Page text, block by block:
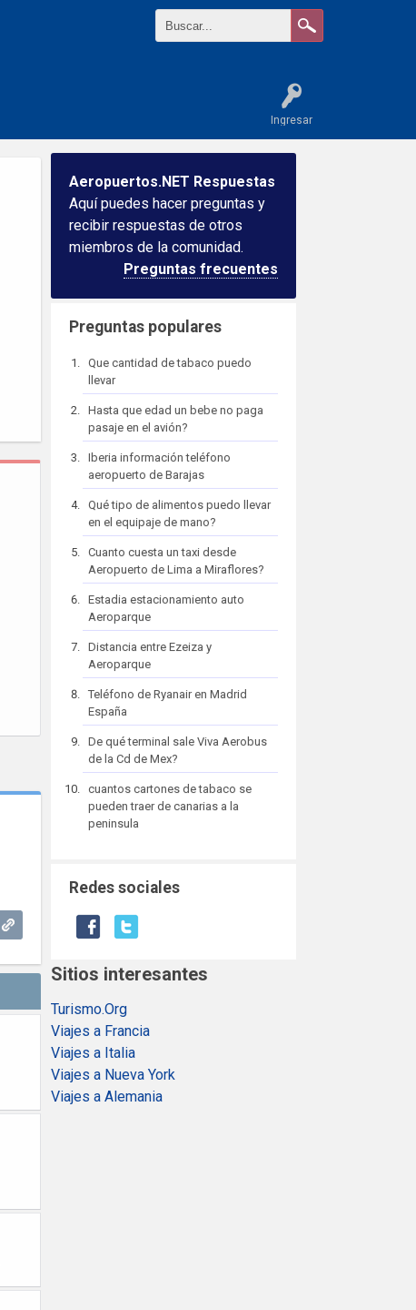
Ingresar
Aeropuertos.NET Respuestas
Aquí puedes hacer preguntas y
recibir respuestas de otros
miembros de la comunidad.
Preguntas frecuentes
Preguntas populares
Que cantidad de tabaco puedo
llevar
Hasta que edad un bebe no paga
pasaje en el avión?
Iberia información teléfono
aeropuerto de Barajas
Qué tipo de alimentos puedo llevar
en el equipaje de mano?
Cuanto cuesta un taxi desde
Aeropuerto de Lima a Miraflores?
Estadia estacionamiento auto
Aeroparque
Distancia entre Ezeiza y
Aeroparque
Teléfono de Ryanair en Madrid
España
De qué terminal sale Viva Aerobus
de la Cd de Mex?
cuantos cartones de tabaco se
pueden traer de canarias a la
peninsula
Redes sociales
Sitios interesantes
Turismo.Org
Viajes a Francia
Viajes a Italia
Viajes a Nueva York
Viajes a Alemania